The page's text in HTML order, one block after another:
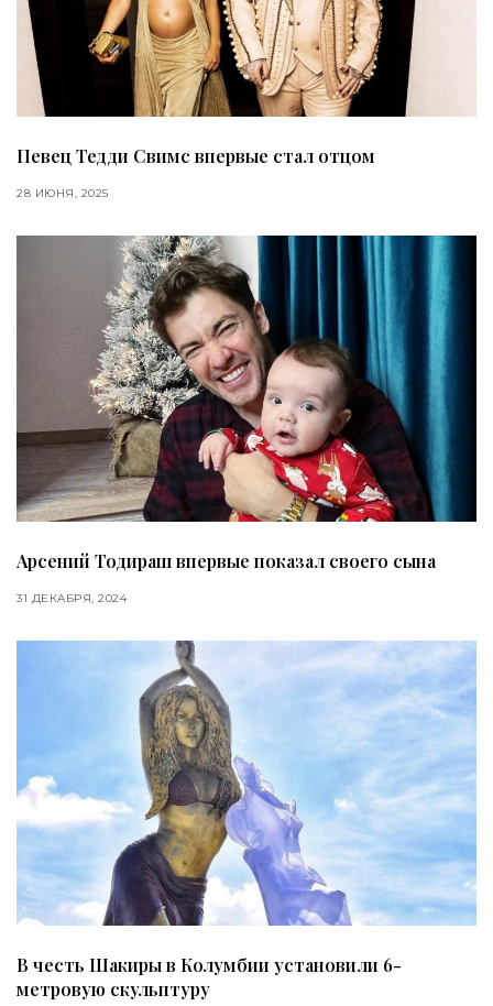
Певец Тедди Свимс впервые стал отцом
28 ИЮНЯ, 2025
Арсений Тодираш впервые показал своего сына
31 ДЕКАБРЯ, 2024
В честь Шакиры в Колумбии установили 6-
метровую скульптуру